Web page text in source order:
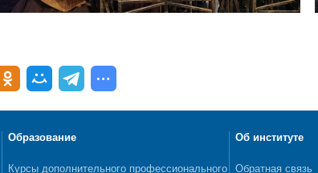
Образование
Курсы дополнительного профессионального
Об институте
Обратная связь